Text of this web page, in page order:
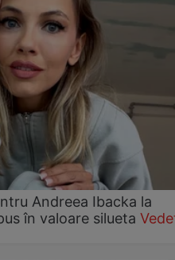
Andreea Ibacka la
în valoare silueta